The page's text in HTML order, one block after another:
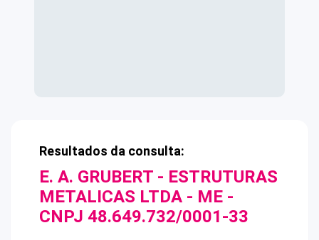
Resultados da consulta:
E. A. GRUBERT - ESTRUTURAS
METALICAS LTDA - ME -
CNPJ 48.649.732/0001-33